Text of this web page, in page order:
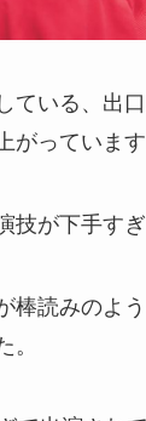
ている、出
がっています
技が下手すぎ
棒読みのよ
。